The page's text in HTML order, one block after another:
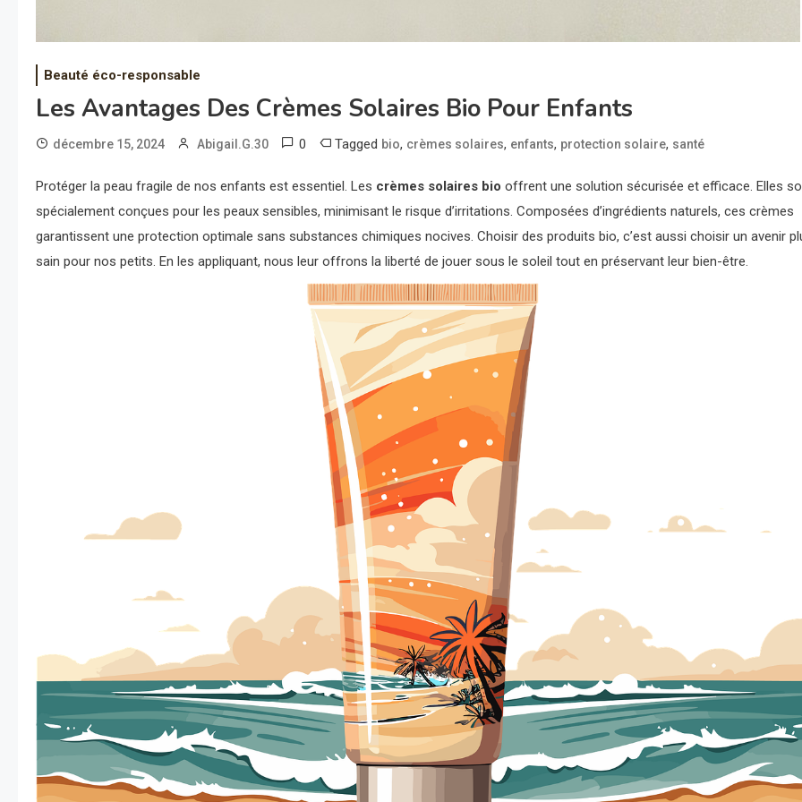
Beauté éco-responsable
Les Avantages Des Crèmes Solaires Bio Pour Enfants
décembre 15, 2024 Abigail.G.30 0 Tagged bio, crèmes solaires, enfants, protection solaire, santé
Protéger la peau fragile de nos enfants est essentiel. Les crèmes solaires bio offrent une solution sécurisée et efficace. Elles
spécialement conçues pour les peaux sensibles, minimisant le risque d’irritations. Composées d’ingrédients naturels, ces crèmes
garantissent une protection optimale sans substances chimiques nocives. Choisir des produits bio, c’est aussi choisir un avenir
sain pour nos petits. En les appliquant, nous leur offrons la liberté de jouer sous le soleil tout en préservant leur bien-être.